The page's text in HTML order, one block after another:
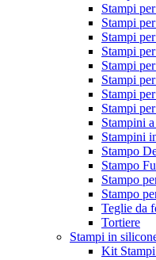
Stampi
Stampi
Stampi
Stampi
Stampi
Stampi
Stampi
Stampi
Stampini
Stampini
Stampo
Stampo
Stampo
Stampo
Teglie da
Tortiere
Stampi in
Kit